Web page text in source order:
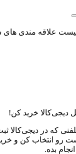
مندی های شما
خرید کن!
دیجی‌کالا ثبت کردی،
کن و خریدت رو